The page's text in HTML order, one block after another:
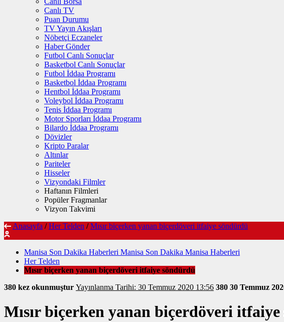
Canlı TV
Puan Durumu
TV Yayın Akışları
Nöbetçi Eczaneler
Haber Gönder
Futbol Canlı Sonuçlar
Basketbol Canlı Sonuçlar
Futbol İddaa Programı
Basketbol İddaa Programı
Hentbol İddaa Programı
Voleybol İddaa Programı
Tenis İddaa Programı
Motor Sporları İddaa Programı
Bilardo İddaa Programı
Dövizler
Kripto Paralar
Altınlar
Pariteler
Hisseler
Vizyondaki Filmler
Haftanın Filmleri
Popüler Fragmanlar
Vizyon Takvimi
Anasayfa / Her Telden / Mısır biçerken yanan biçerdöveri itfaiye söndürdü
Manisa Son Dakika Haberleri Manisa Son Dakika Manisa Haberleri
Her Telden
Mısır biçerken yanan biçerdöveri itfaiye söndürdü
380 kez okunmuştur Yayınlanma Tarihi: 30 Temmuz 2020 13:56 380 30 Temmuz
Mısır biçerken yanan biçerdöveri